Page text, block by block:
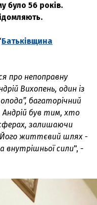
було 56 років.
Батьківщина
про непоправну
Вихопень, один із
багаторічний
Андрій був тим, хто
залишаючи
Його життєвий шлях -
внутрішньої сили", -